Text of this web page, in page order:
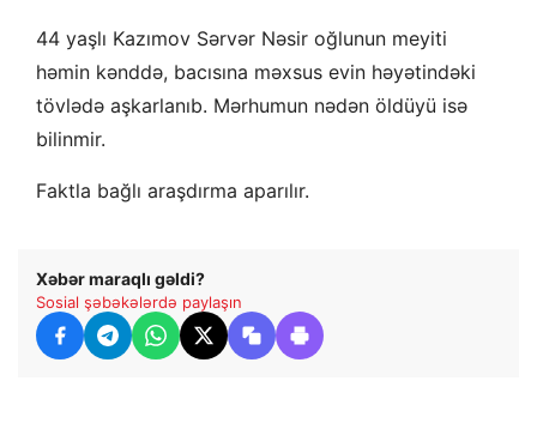
44 yaşlı Kazımov Sərvər Nəsir oğlunun meyiti
həmin kənddə, bacısına məxsus evin həyətindəki
tövlədə aşkarlanıb. Mərhumun nədən öldüyü isə
bilinmir.
Faktla bağlı araşdırma aparılır.
Xəbər maraqlı gəldi?
Sosial şəbəkələrdə paylaşın